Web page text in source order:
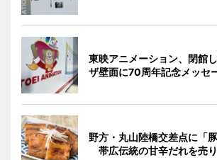
東映アニメーション、閉館
ザ壁面に70周年記念メッセ
野方・丸山陸橋交差点に「
帯広伝統の甘辛だれを売